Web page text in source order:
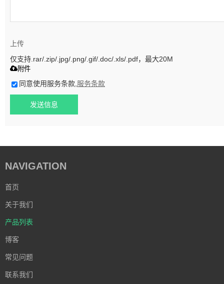
上传
仅支持.rar/.zip/.jpg/.png/.gif/.doc/.xls/.pdf，最大20M
附件
同意使用服务条款, 服务条款
发送信息
NAVIGATION
首页
关于我们
产品列表
博客
常见问题
联系我们